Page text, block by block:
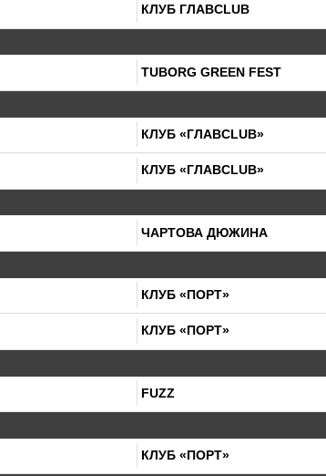
КЛУБ ГЛАВCLUB
TUBORG GREEN FEST
КЛУБ «ГЛАВCLUB»
КЛУБ «ГЛАВCLUB»
ЧАРТОВА ДЮЖИНА
КЛУБ «ПОРТ»
КЛУБ «ПОРТ»
FUZZ
КЛУБ «ПОРТ»